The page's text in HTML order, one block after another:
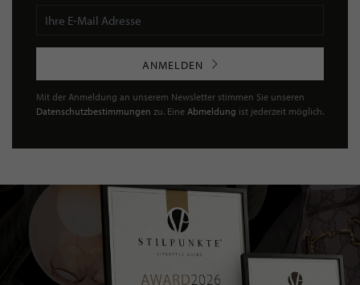
ANMELDEN
Mit der Anmeldung an unserem Newsletter stimmen Sie unseren
Datenschutzbestimmungen zu. Eine Abmeldung ist jederzeit möglich.